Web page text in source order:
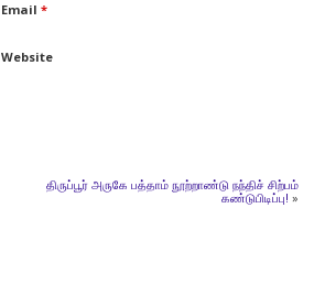
Email *
Website
திருப்பூர் அருகே பத்தாம் நூற்றாண்டு நந்திச் சிற்பம்
கண்டுபிடிப்பு! »